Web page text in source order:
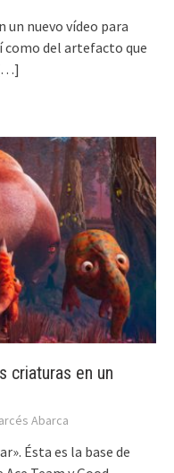
un nuevo vídeo para
como del artefacto que
criaturas en un
Abarca
Ésta es la base de